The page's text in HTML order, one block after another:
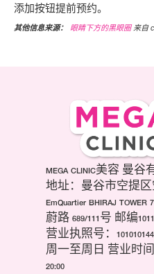
添加按钮提前预约。
其他信息来源： 眼睛下方的黑眼圈来自
MEGA CLINIC美容 曼
地址：曼谷市空提
EmQuartier BHIRAJ
蔚路 689/111号 邮编
营业执照号：
周一至周日 营业时间
20:00